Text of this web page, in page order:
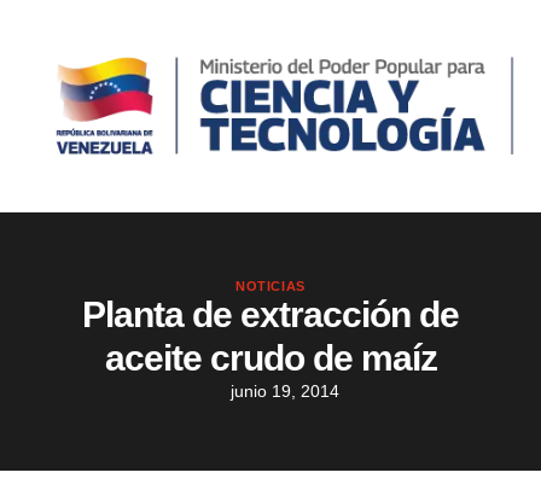
NOTICIAS
Planta de extracción de
aceite crudo de maíz
junio 19, 2014